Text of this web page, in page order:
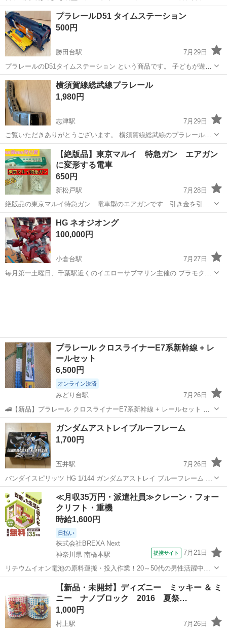
内販売モデルの Glock G18C ガスブローバック です。 ・ガスブローバ
ック仕様 ・標準で延長マガジン付属 ・金属製スライド採用で重厚感抜
群 ・...
千葉 千葉市 模型、プラモデル
プラレールD51 タイムステーション
500円
勝田台駅
7月29日
プラレールのD51タイムステーション という商品です。 子どもが遊ん
だものなので傷や汚れありますが、もしご入用の方がいらっしゃいま
したらお譲り致します。
千葉 八千代市 勝田台駅 模型、プラモデル
横須賀線総武線プラレール
1,980円
志津駅
7月29日
ご覧いただきありがとうございます。 横須賀線総武線のプラレールで
す。 子どもが遊んでいたものなので、シールの剥がれや擦れありま
す。 動作確認OK 喫煙者やペットおりません。 よろしくお願いしま
す。
千葉 八千代市 志津駅 模型、プラモデル
【絶版品】東京マルイ 特急ガン エアガン
に変形する電車
650円
新松戸駅
7月28日
絶版品の東京マルイ特急ガン 電車型のエアガンです 引き金を引く
と弾が出ます!専用の柔らかいBB弾付属します!普通のBB弾も付属しま
す! ↓マック堺さんの紹介動画です↓ https://youtu.be/ikdOD8irT...
千葉 松戸市 新松戸駅 模型、プラモデル
HG ネオジオング
100,000円
小倉台駅
7月27日
毎月第一土曜日、千葉駅近くのイエローサブマリン主催の プラモクリ
プラレール クロスライナーE7系新幹線 + レ
ールセット
6,500円
オンライン決済
みどり台駅
7月26日
🚄【新品】プラレール クロスライナーE7系新幹線 + レールセット ✅
新品・未使用 ✅ 箱付き ✅ プレゼントにもおすすめ！ 📍 受け渡し場
所：西千葉駅・千葉駅周辺 (相談可能) 気になる方はお気軽にメッセー
ジください！
千葉 千葉市 みどり台駅 模型、プラモデル
ガンダムアストレイブルーフレーム
1,700円
五井駅
7月26日
バンダイスピリッツ HG 1/144 ガンダムアストレイ ブルーフレーム 新
品、未開封品です。 箱に目立った傷や汚れ、損傷は見当たりま せん
が、素人検品ですので気にされる方は ご遠慮下さい。
千葉 市原市 五井駅 模型、プラモデル
≪月収35万円・派遣社員≫クレーン・フォー
クリフト・重機
時給1,600円
日払い
株式会社BREXA Next
神奈川県 南橋本駅
提携サイト 7月21日
リチウムイオン電池の原料運搬・投入作業！20～50代の男性活躍中★
ワンルーム寮完備！赴任旅費会社負担！年間休日130日★フォークリフ
ト免許お持ちの方、活躍中！就業先食堂利用可★《神奈川県相模原
市》 人気の工場のお仕事 ◇電...
相模原市 南橋本駅 その他
【新品・未開封】ディズニー ミッキー ＆ ミ
ニー ナノブロック 2016 夏祭…
1,000円
村上駅
7月26日